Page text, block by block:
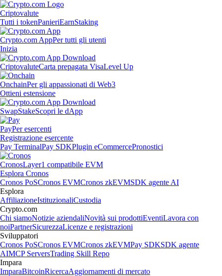
Criptovalute
Tutti i tokenPanieriEarnStaking
Crypto.com AppPer tutti gli utenti
Inizia
CriptovaluteCarta prepagata VisaLevel Up
OnchainPer gli appassionati di Web3
Ottieni estensione
SwapStakeScopri le dApp
PayPer esercenti
Registrazione esercente
Pay TerminalPay SDKPlugin eCommercePronostici
CronosLayer1 compatibile EVM
Esplora Cronos
Cronos PoSCronos EVMCronos zkEVMSDK agente AI
Esplora
AffiliazioneIstituzionaliCustodia
Crypto.com
Chi siamoNotizie aziendaliNovità sui prodottiEventiLavora con
noiPartnerSicurezzaLicenze e registrazioni
Sviluppatori
Cronos PoSCronos EVMCronos zkEVMPay SDKSDK agente
AIMCP ServersTrading Skill Repo
Impara
ImparaBitcoinRicercaAggiornamenti di mercato